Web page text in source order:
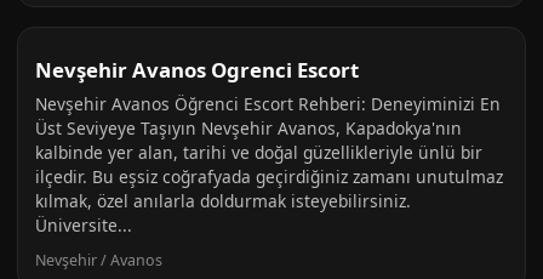
Nevşehir Avanos Ogrenci Escort
Nevşehir Avanos Öğrenci Escort Rehberi: Deneyiminizi En
Üst Seviyeye Taşıyın Nevşehir Avanos, Kapadokya'nın
kalbinde yer alan, tarihi ve doğal güzellikleriyle ünlü bir
ilçedir. Bu eşsiz coğrafyada geçirdiğiniz zamanı unutulmaz
kılmak, özel anılarla doldurmak isteyebilirsiniz.
Üniversite...
Nevşehir / Avanos